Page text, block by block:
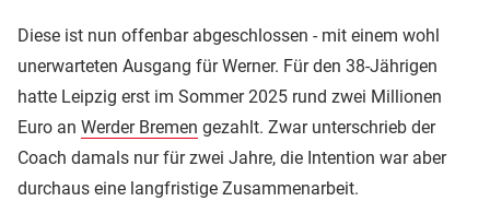
Diese ist nun offenbar abgeschlossen - mit einem wohl
unerwarteten Ausgang für Werner. Für den 38-Jährigen
hatte Leipzig erst im Sommer 2025 rund zwei Millionen
Euro an Werder Bremen gezahlt. Zwar unterschrieb der
Coach damals nur für zwei Jahre, die Intention war aber
durchaus eine langfristige Zusammenarbeit.